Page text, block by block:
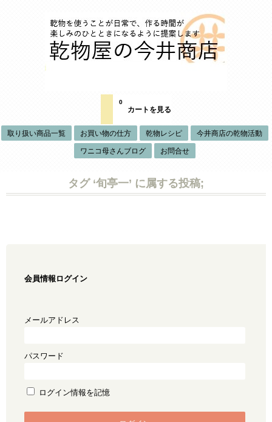
カートを見る
0
取り扱い商品一覧 お買い物の仕方 乾物レシピ 今井商店の乾物活動
ワニコ母さんブログ お問合せ
タグ ‘旬亭一’ に属する投稿;
会員情報ログイン
メールアドレス
パスワード
ログイン情報を記憶